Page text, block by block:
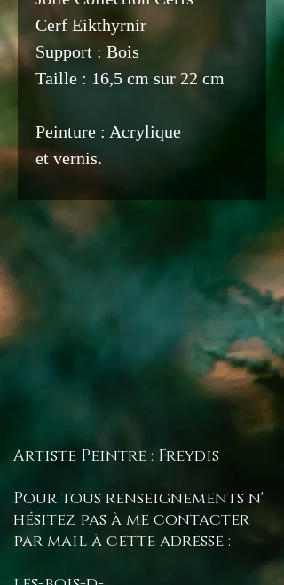
Cerf Eikthyrnir
Support : Bois
Taille : 16,5 cm sur 22 cm
Peinture : Acrylique
et vernis.
Artiste Peintre : Freydis
Pour tous renseignements n'
hésitez pas à me contacter
par mail à cette adresse :